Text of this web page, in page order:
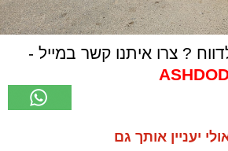
? צרו איתנו קשר במייל -
יעניין אותך גם